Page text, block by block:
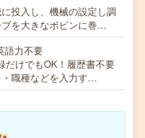
投入し、機械の設定し調
を大きなボビンに巻…
語力不要
けでもOK！履歴書不要
職種などを入力す…